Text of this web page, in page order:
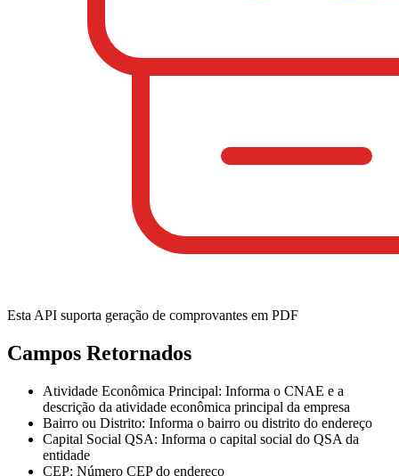
Esta API suporta geração de comprovantes em PDF
Campos Retornados
Atividade Econômica Principal: Informa o CNAE e a
descrição da atividade econômica principal da empresa
Bairro ou Distrito: Informa o bairro ou distrito do endereço
Capital Social QSA: Informa o capital social do QSA da
entidade
CEP: Número CEP do endereço